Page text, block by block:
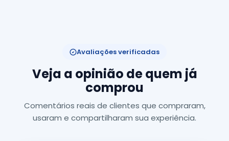
Avaliações verificadas
Veja a opinião de quem já
comprou
Comentários reais de clientes que compraram,
usaram e compartilharam sua experiência.